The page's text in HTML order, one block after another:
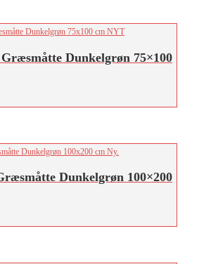
Dunkelgrøn 75×100
Dunkelgrøn 100×200